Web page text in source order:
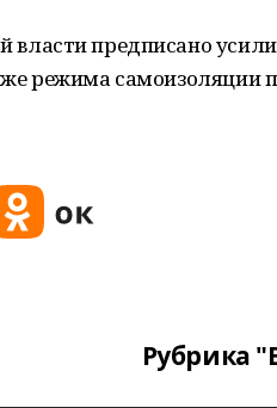
власти предписано
режима
Рубрика